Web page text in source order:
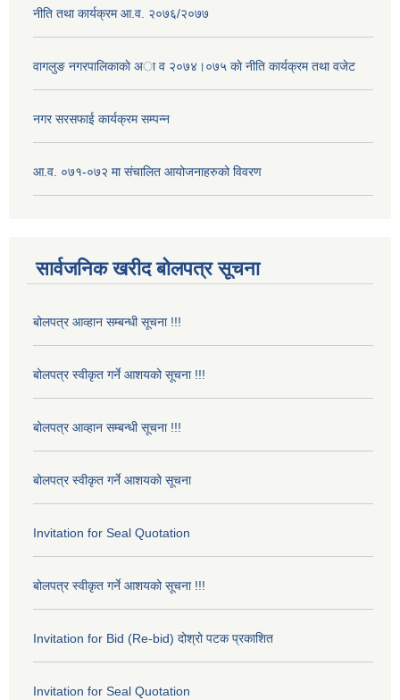
नीति तथा कार्यक्रम आ.व. २०७६/२०७७
वागलुङ नगरपालिकाकाे अा‍ व २०७४।०७५ काे नीति कार्यक्रम तथा वजेट
नगर सरसफाई कार्यक्रम सम्पन्न
आ.व. ०७१-०७२ मा संचालित आयोजनाहरुको विवरण
सार्वजनिक खरीद बोलपत्र सूचना
बोलपत्र आव्हान सम्बन्धी सूचना !!!
बोलपत्र स्वीकृत गर्ने आशयको सूचना !!!
बोलपत्र आव्हान सम्बन्धी सूचना !!!
बोलपत्र स्वीकृत गर्ने आशयको सूचना
Invitation for Seal Quotation
बोलपत्र स्वीकृत गर्ने आशयको सूचना !!!
Invitation for Bid (Re-bid) दोश्रो पटक प्रकाशित
Invitation for Seal Quotation